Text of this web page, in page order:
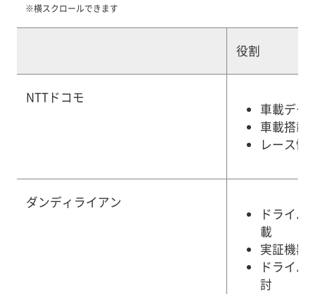
※横スクロールできます
役割
NTTドコモ
車載デー
車載搭載
レース情
ダンディライアン
ドライ
載
実証機器
ドライバ
討